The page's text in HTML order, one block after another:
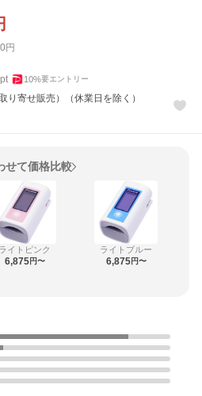
円
pt 10%要エントリー
り寄せ販売）（休業日を除く）
せて価格比較
ライトピンク
6,875円〜
ライトブルー
6,875円〜